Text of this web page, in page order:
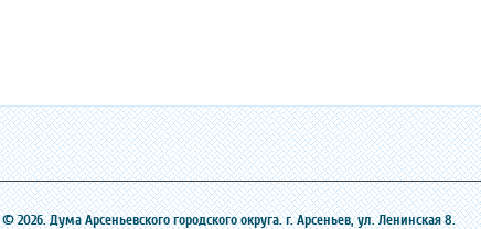
© 2026. Дума Арсеньевского городского округа. г. Арсеньев, ‎ул. Ленинская 8.